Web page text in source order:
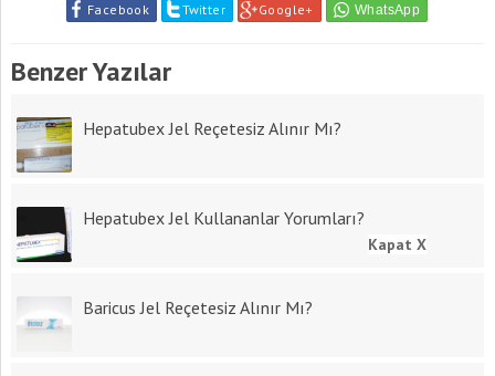
Facebook Twitter Google+
Benzer Yazılar
Hepatubex Jel Reçetesiz Alınır Mı?
Hepatubex Jel Kullananlar Yorumları?
Baricus Jel Reçetesiz Alınır Mı?
Kapat X